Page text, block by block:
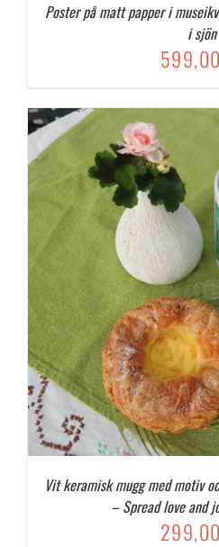
Poster på matt papper i
i sjön
599,00
Vit keramisk mugg med motiv
– Spread love and
299,00